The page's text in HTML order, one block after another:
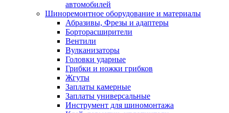
автомобилей
Шиноремонтное оборудование и материалы
Абразивы, Фрезы и адаптеры
Борторасширители
Вентили
Вулканизаторы
Головки ударные
Грибки и ножки грибков
Жгуты
Заплаты камерные
Заплаты универсальные
Инструмент для шиномонтажа